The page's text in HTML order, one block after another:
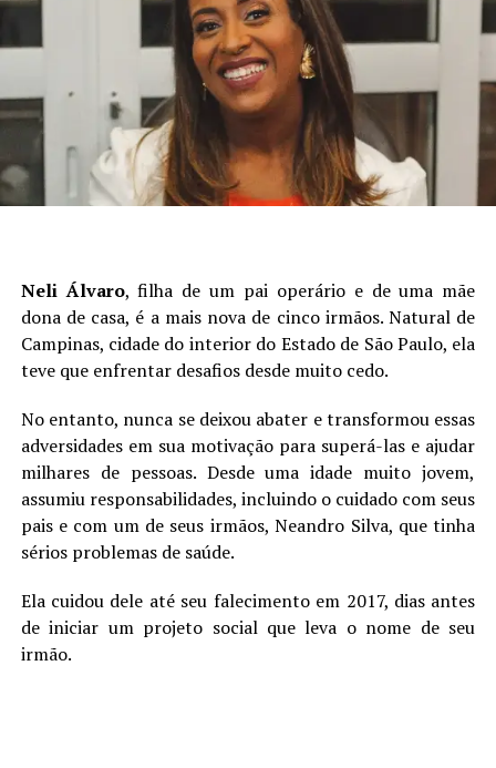
Neli Álvaro, filha de um pai operário e de uma mãe
dona de casa, é a mais nova de cinco irmãos. Natural de
Campinas, cidade do interior do Estado de São Paulo, ela
teve que enfrentar desafios desde muito cedo.
No entanto, nunca se deixou abater e transformou essas
adversidades em sua motivação para superá-las e ajudar
milhares de pessoas. Desde uma idade muito jovem,
assumiu responsabilidades, incluindo o cuidado com seus
pais e com um de seus irmãos, Neandro Silva, que tinha
sérios problemas de saúde.
Ela cuidou dele até seu falecimento em 2017, dias antes
de iniciar um projeto social que leva o nome de seu
irmão.